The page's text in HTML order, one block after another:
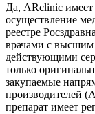
Да, ARclinic имеет
осуществление
реестре
врачами с
действующими
только
закупаемые
производителей
препарат имеет